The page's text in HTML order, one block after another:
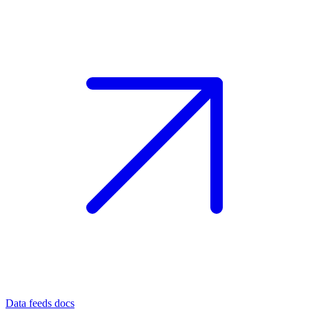
Data feeds docs